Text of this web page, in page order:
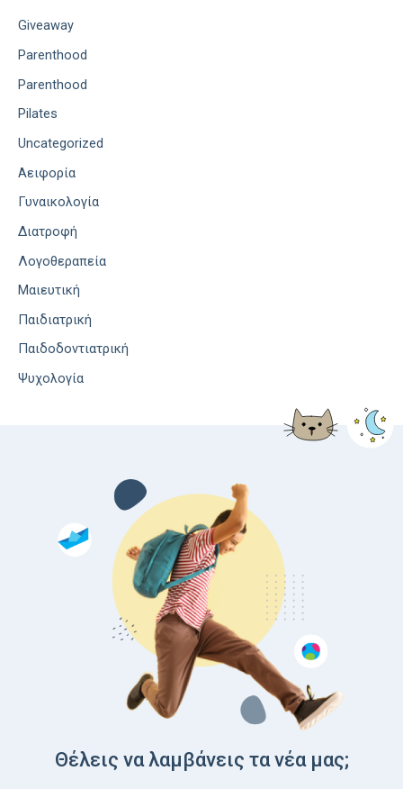
Giveaway
Parenthood
Parenthood
Pilates
Uncategorized
Αειφορία
Γυναικολογία
Διατροφή
Λογοθεραπεία
Μαιευτική
Παιδιατρική
Παιδοδοντιατρική
Ψυχολογία
Θέλεις να λαμβάνεις τα νέα μας;